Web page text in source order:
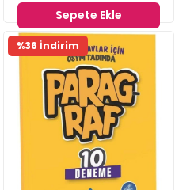
Sepete Ekle
%36 İndirim